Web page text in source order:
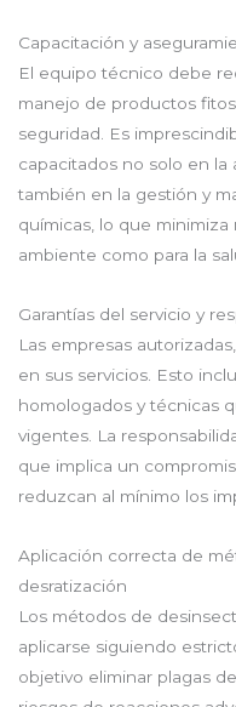
Capacitación y
El equipo técnico debe
manejo de productos
seguridad. Es
capacitados no solo en la
también en la gestión y
químicas, lo que
ambiente como para la
Garantías del servicio y
Las empresas
en sus servicios. Esto
homologados y técnicas
vigentes. La
que implica un
reduzcan al mínimo los
Aplicación correcta de
desratización
Los métodos de
aplicarse siguiendo
objetivo eliminar plagas